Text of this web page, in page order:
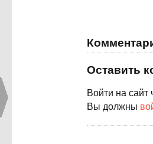
Оставить
Войти на сайт
Вы должны